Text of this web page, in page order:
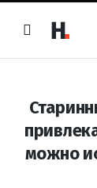
можно